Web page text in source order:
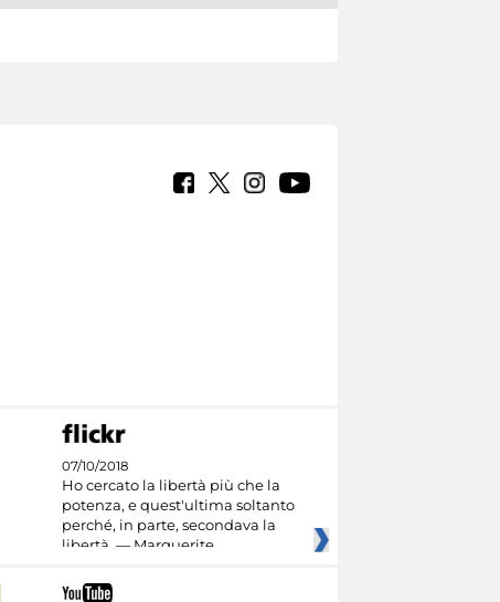
07/10/2018
Ho cercato la libertà più che la
potenza, e quest'ultima soltanto
perché, in parte, secondava la
libertà. — Marguerite